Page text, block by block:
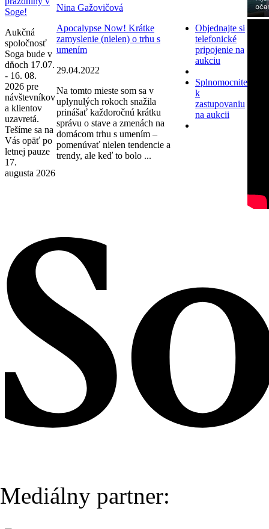
Soge!
Aukčná
spoločnosť
Soga bude v
dňoch 17.07.
- 16. 08.
2026 pre
návštevníkov
a klientov
uzavretá.
Tešíme sa na
Vás opäť po
letnej pauze
17.
augusta 2026
Nina Gažovičová
Apocalypse Now! Krátke
zamyslenie (nielen) o trhu s
umením
29.04.2022
Na tomto mieste som sa v
uplynulých rokoch snažila
prinášať každoročnú krátku
správu o stave a zmenách na
domácom trhu s umením –
pomenúvať nielen tendencie a
trendy, ale keď to bolo ...
Objednajte si
telefonické
pripojenie na
aukciu
Splnomocnite
k
zastupovaniu
na aukcii
Mediálny partner: